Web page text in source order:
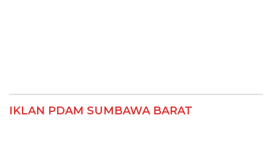
IKLAN PDAM SUMBAWA BARAT